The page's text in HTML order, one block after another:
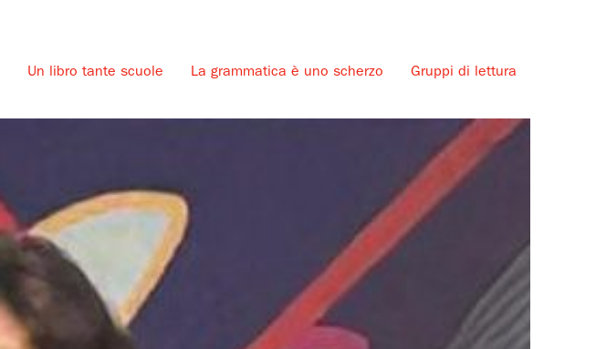
Un libro tante scuole La grammatica è uno scherzo Gruppi di lettura